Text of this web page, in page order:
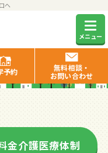
へ
メニュー
予約
無料相談・
お問い合わせ
住吉
金介護医療体制